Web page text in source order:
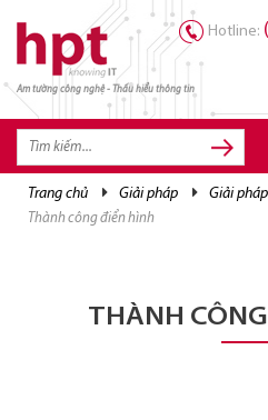
Am tường công nghệ - Thấu hiểu thông tin
Hotline:
trang chủ giải pháp giải
thành công điển hình
THÀNH
TRANG CHỦ
TRANG CHỦ
GIẢI PHÁP
TRI THỨC